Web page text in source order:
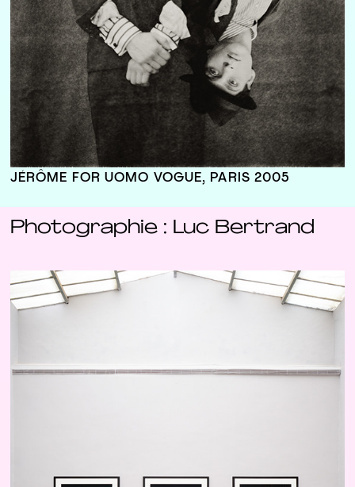
JÉRÔME FOR UOMO VOGUE, PARIS 2005
Photographie : Luc Bertrand